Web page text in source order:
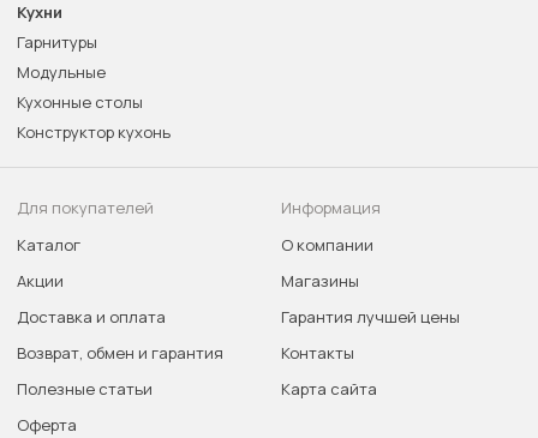
Кухни
Гарнитуры
Модульные
Кухонные столы
Конструктор кухонь
Для покупателей
Каталог
Акции
Доставка и оплата
Возврат, обмен и гарантия
Полезные статьи
Оферта
Информация
О компании
Магазины
Гарантия лучшей цены
Контакты
Карта сайта